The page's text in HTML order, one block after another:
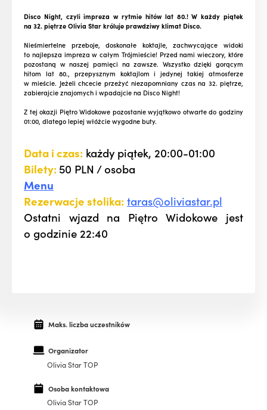
Disco Night, czyli impreza w rytmie hitów lat 80.! W każdy piątek
na 32. piętrze Olivia Star króluje prawdziwy klimat Disco.
Nieśmiertelne przeboje, doskonałe koktajle, zachwycające widoki
to najlepsza impreza w całym Trójmieście! Przed nami wieczory, które
pozostaną w naszej pamięci na zawsze. Wszystko dzięki gorącym
hitom lat 80., przepysznym koktajlom i jedynej takiej atmosferze
w mieście. Jeżeli chcecie przeżyć niezapomniany czas na 32. piętrze,
zabierajcie znajomych i wpadajcie na Disco Night!
Z tej okazji Piętro Widokowe pozostanie wyjątkowo otwarte do godziny
01:00, dlatego lepiej włóżcie wygodne buty.
Data i czas: każdy piątek, 20:00-01:00
Bilety: 50 PLN / osoba
Menu
Rezerwacje stolika: taras@oliviastar.pl
Ostatni wjazd na Piętro Widokowe jest
o godzinie 22:40
Maks. liczba uczestników
Organizator
Olivia Star TOP
Osoba kontaktowa
Olivia Star TOP